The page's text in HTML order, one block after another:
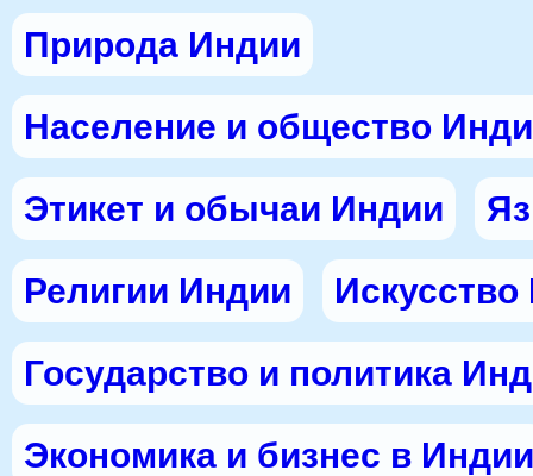
Природа Индии
Население и общество
Этикет и обычаи Индии
Религии Индии
Государство и политика
Экономика и бизнес в Индии